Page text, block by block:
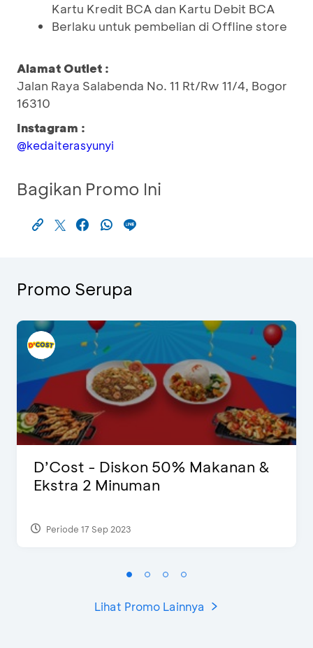
Kartu Kredit BCA dan Kartu Debit BCA
Berlaku untuk pembelian di Offline store
Alamat Outlet :
Jalan Raya Salabenda No. 11 Rt/Rw 11/4, Bogor
16310
Instagram :
@kedaiterasyunyi
Bagikan Promo Ini
Promo Serupa
D’Cost - Diskon 50% Makanan &
Ekstra 2 Minuman
Periode 17 Sep 2023
Lihat Promo Lainnya